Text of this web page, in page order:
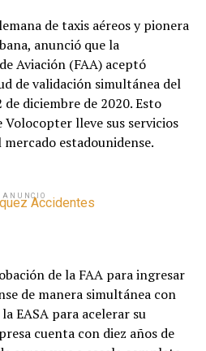
de taxis aéreos y pionera
anunció que la
Aviación (FAA) aceptó
de validación simultánea del
diciembre de 2020. Esto
Volocopter lleve sus servicios
estadounidense.
ANUNCIO
de la FAA para ingresar
de manera simultánea con
EASA para acelerar su
cuenta con diez años de